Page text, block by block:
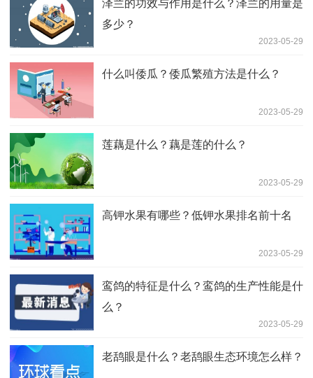
泽兰的功效与作用是什么？泽兰的用量是
多少？
2023-05-29
什么叫倭瓜？倭瓜繁殖方法是什么？
2023-05-29
莲藕是什么？藕是莲的什么？
2023-05-29
高钾水果有哪些？低钾水果排名前十名
2023-05-29
鸾鸽的特征是什么？鸾鸽的生产性能是什
么？
2023-05-29
老鸹眼是什么？老鸹眼生态环境怎么样？